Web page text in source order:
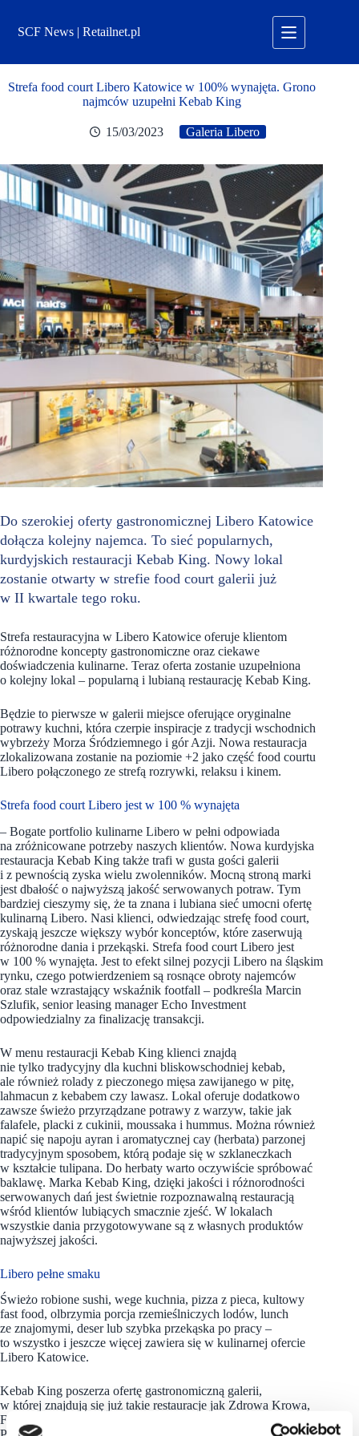
treściSCF News | Retailnet.pl
Strefa food court Libero Katowice w 100% wynajęta. Grono
najmców uzupełni Kebab King
15/03/2023 Galeria Libero
Do szerokiej oferty gastronomicznej Libero Katowice
dołącza kolejny najemca. To sieć popularnych,
kurdyjskich restauracji Kebab King. Nowy lokal
zostanie otwarty w strefie food court galerii już
w II kwartale tego roku.
Strefa restauracyjna w Libero Katowice oferuje klientom
różnorodne koncepty gastronomiczne oraz ciekawe
doświadczenia kulinarne. Teraz oferta zostanie uzupełniona
o kolejny lokal – popularną i lubianą restaurację Kebab King.
Będzie to pierwsze w galerii miejsce oferujące oryginalne
potrawy kuchni, która czerpie inspiracje z tradycji wschodnich
wybrzeży Morza Śródziemnego i gór Azji. Nowa restauracja
zlokalizowana zostanie na poziomie +2 jako część food courtu
Libero połączonego ze strefą rozrywki, relaksu i kinem.
Strefa food court Libero jest w 100 % wynajęta
– Bogate portfolio kulinarne Libero w pełni odpowiada
na zróżnicowane potrzeby naszych klientów. Nowa kurdyjska
restauracja Kebab King także trafi w gusta gości galerii
i z pewnością zyska wielu zwolenników. Mocną stroną marki
jest dbałość o najwyższą jakość serwowanych potraw. Tym
bardziej cieszymy się, że ta znana i lubiana sieć umocni ofertę
kulinarną Libero. Nasi klienci, odwiedzając strefę food court,
zyskają jeszcze większy wybór konceptów, które zaserwują
różnorodne dania i przekąski. Strefa food court Libero jest
w 100 % wynajęta. Jest to efekt silnej pozycji Libero na śląskim
rynku, czego potwierdzeniem są rosnące obroty najemców
oraz stale wzrastający wskaźnik footfall – podkreśla Marcin
Szlufik, senior leasing manager Echo Investment
odpowiedzialny za finalizację transakcji.
W menu restauracji Kebab King klienci znajdą
nie tylko tradycyjny dla kuchni bliskowschodniej kebab,
ale również rolady z pieczonego mięsa zawijanego w pitę,
lahmacun z kebabem czy lawasz. Lokal oferuje dodatkowo
zawsze świeżo przyrządzane potrawy z warzyw, takie jak
falafele, placki z cukinii, moussaka i hummus. Można również
napić się napoju ayran i aromatycznej cay (herbata) parzonej
tradycyjnym sposobem, którą podaje się w szklaneczkach
w kształcie tulipana. Do herbaty warto oczywiście spróbować
baklawę. Marka Kebab King, dzięki jakości i różnorodności
serwowanych dań jest świetnie rozpoznawalną restauracją
wśród klientów lubiących smacznie zjeść. W lokalach
wszystkie dania przygotowywane są z własnych produktów
najwyższej jakości.
Libero pełne smaku
Świeżo robione sushi, wege kuchnia, pizza z pieca, kultowy
fast food, olbrzymia porcja rzemieślniczych lodów, lunch
ze znajomymi, deser lub szybka przekąska po pracy –
to wszystko i jeszcze więcej zawiera się w kulinarnej ofercie
Libero Katowice.
Kebab King poszerza ofertę gastronomiczną galerii,
w której znajdują się już takie restauracje jak Zdrowa Krowa,
Food&Ball, MacDonald’s, Kofuku Sushi, KFC, Lodomania,